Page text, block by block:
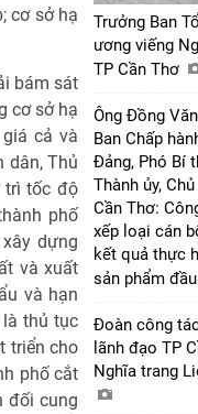
cơ sở hạ
bám sát
cơ sở hạ
cả và
dân, Thủ
trì tốc độ
phố
dựng
và xuất
và hạn
thủ tục
triển cho
phố cắt
đối cung
Trưởng Ban
ương viếng
TP Cần Thơ
Ông Đồng
Ban Chấp
Đảng, Phó Bí
Thành ủy,
Cần Thơ:
xếp loại cán
kết quả thực
sản phẩm
Đoàn công
lãnh đạo TP
Nghĩa trang